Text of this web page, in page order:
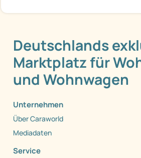
Deutschlands
Marktplatz für
und Wohnwagen
Unternehmen
Über Caraworld
Mediadaten
Service